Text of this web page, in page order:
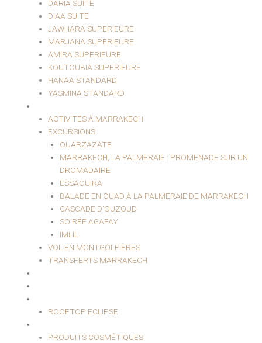
DARIA SUITE
DIAA SUITE
JAWHARA SUPERIEURE
MARJANA SUPERIEURE
AMIRA SUPERIEURE
KOUTOUBIA SUPERIEURE
HANAA STANDARD
YASMINA STANDARD
ACTIVITÉS À MARRAKECH
EXCURSIONS
OUARZAZATE
MARRAKECH, LA PALMERAIE : PROMENADE SUR UN
DROMADAIRE
ESSAOUIRA
BALADE EN QUAD À LA PALMERAIE DE MARRAKECH
CASCADE D’OUZOUD
SOIRÉE AGAFAY
IMLIL
VOL EN MONTGOLFIÈRES
TRANSFERTS MARRAKECH
ROOFTOP ECLIPSE
PRODUITS COSMÉTIQUES